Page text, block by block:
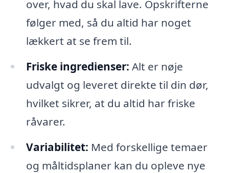
over, hvad du skal lave. Opskrifterne
følger med, så du altid har noget
lækkert at se frem til.
Friske ingredienser: Alt er nøje
udvalgt og leveret direkte til din dør,
hvilket sikrer, at du altid har friske
råvarer.
Variabilitet: Med forskellige temaer
og måltidsplaner kan du opleve nye